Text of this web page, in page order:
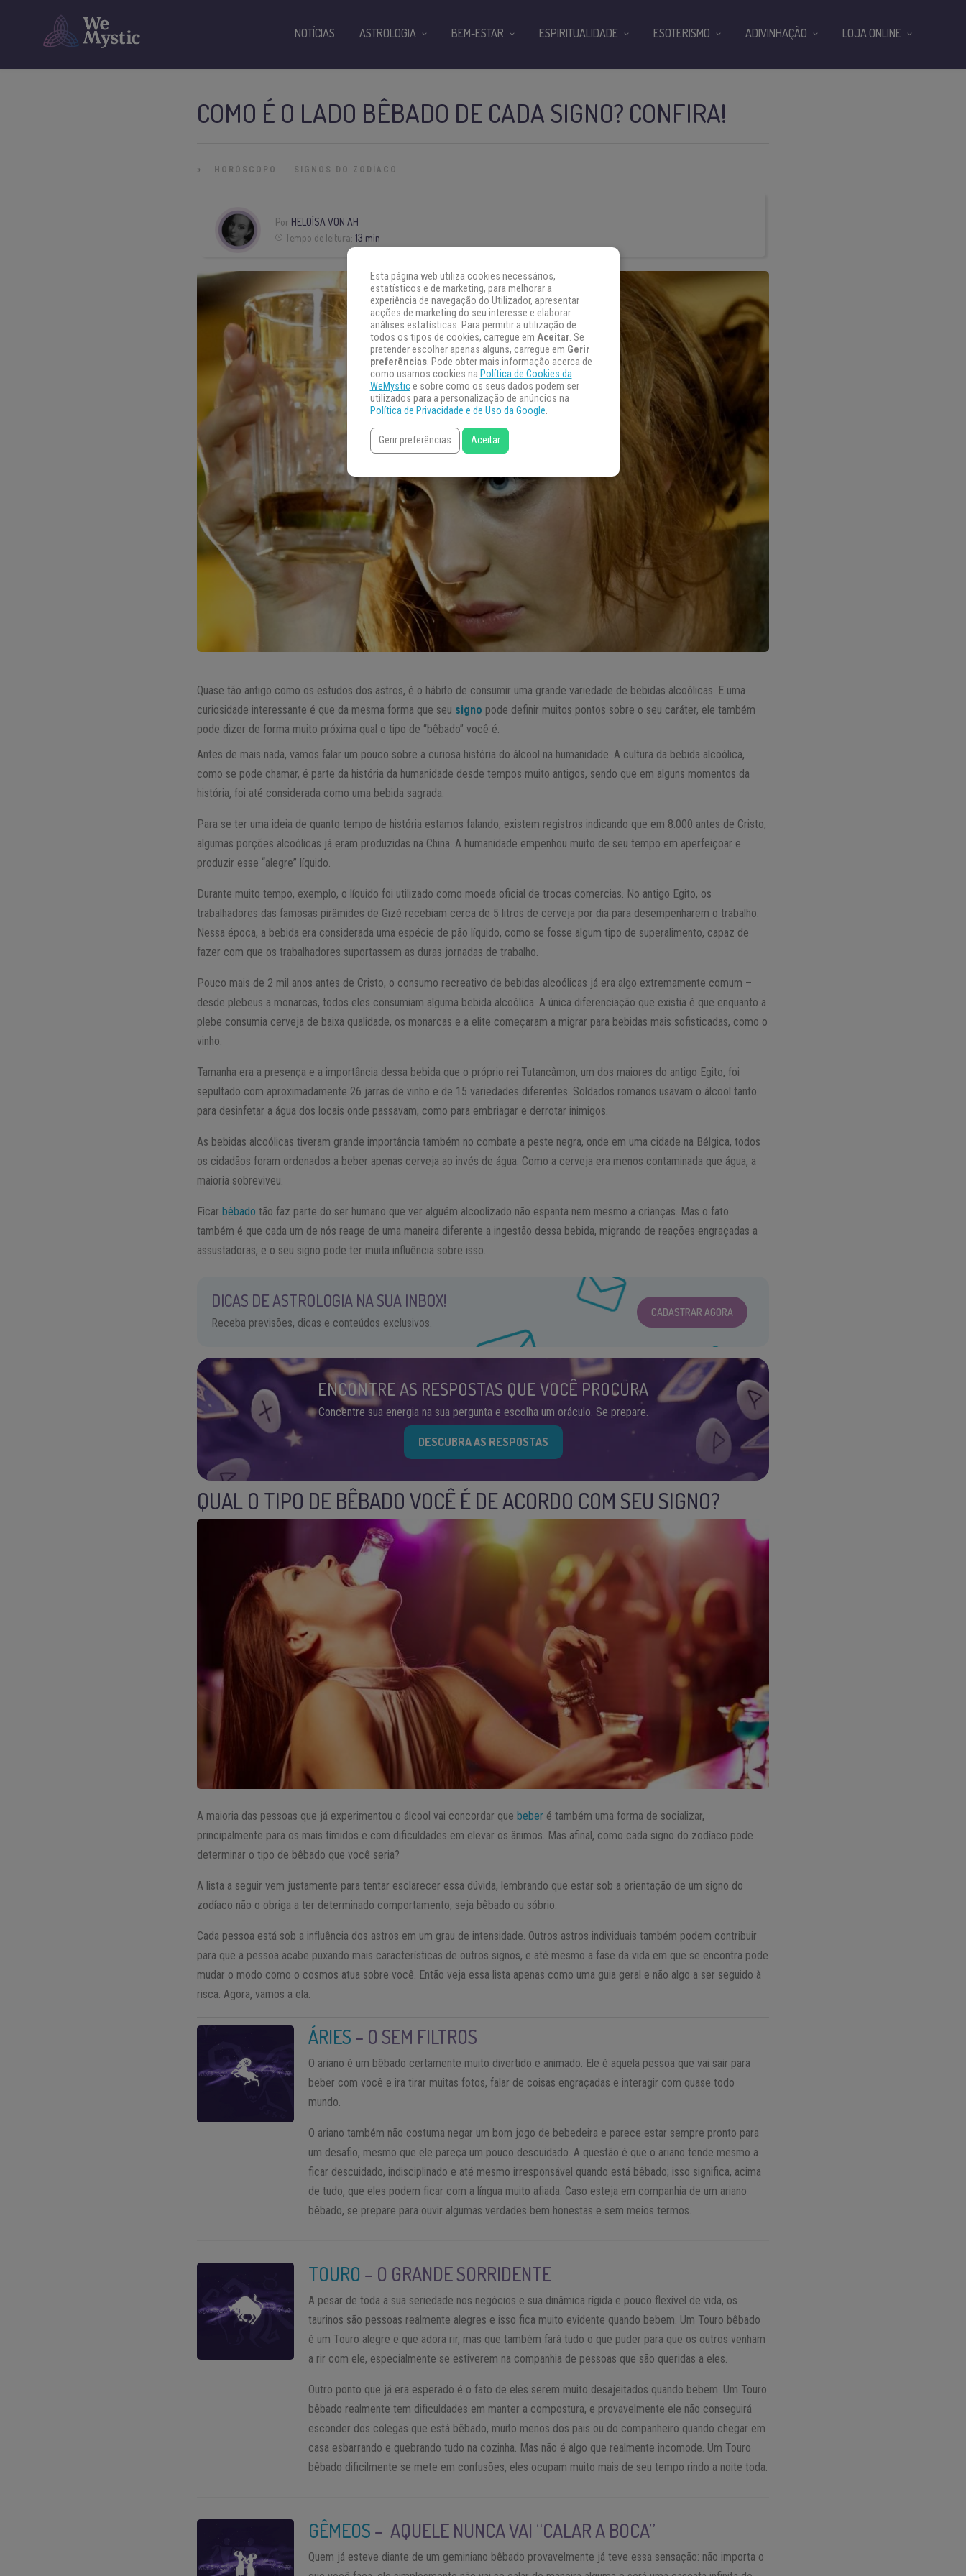
COMO É O LADO BÊBADO DE CADA SIGNO? CONFIRA!
» HORÓSCOPO SIGNOS DO ZODÍACO
Por HELOÍSA VON AH
Tempo de leitura:13 min
Quase tão antigo como os estudos dos astros, é o hábito de consumir uma grande variedade de bebidas alcoólicas. E uma
curiosidade interessante é que da mesma forma que seu signo pode definir muitos pontos sobre o seu caráter, ele também
pode dizer de forma muito próxima qual o tipo de “bêbado” você é.
Antes de mais nada, vamos falar um pouco sobre a curiosa história do álcool na humanidade. A cultura da bebida alcoólica,
como se pode chamar, é parte da história da humanidade desde tempos muito antigos, sendo que em alguns momentos da
história, foi até considerada como uma bebida sagrada.
Para se ter uma ideia de quanto tempo de história estamos falando, existem registros indicando que em 8.000 antes de Cristo,
algumas porções alcoólicas já eram produzidas na China. A humanidade empenhou muito de seu tempo em aperfeiçoar e
produzir esse “alegre” líquido.
Durante muito tempo, exemplo, o líquido foi utilizado como moeda oficial de trocas comercias. No antigo Egito, os
trabalhadores das famosas pirâmides de Gizé recebiam cerca de 5 litros de cerveja por dia para desempenharem o trabalho.
Nessa época, a bebida era considerada uma espécie de pão líquido, como se fosse algum tipo de superalimento, capaz de
fazer com que os trabalhadores suportassem as duras jornadas de trabalho.
Pouco mais de 2 mil anos antes de Cristo, o consumo recreativo de bebidas alcoólicas já era algo extremamente comum –
desde plebeus a monarcas, todos eles consumiam alguma bebida alcoólica. A única diferenciação que existia é que enquanto a
plebe consumia cerveja de baixa qualidade, os monarcas e a elite começaram a migrar para bebidas mais sofisticadas, como o
vinho.
Tamanha era a presença e a importância dessa bebida que o próprio rei Tutancâmon, um dos maiores do antigo Egito, foi
sepultado com aproximadamente 26 jarras de vinho e de 15 variedades diferentes. Soldados romanos usavam o álcool tanto
para desinfetar a água dos locais onde passavam, como para embriagar e derrotar inimigos.
As bebidas alcoólicas tiveram grande importância também no combate a peste negra, onde em uma cidade na Bélgica, todos
os cidadãos foram ordenados a beber apenas cerveja ao invés de água. Como a cerveja era menos contaminada que água, a
maioria sobreviveu.
Ficar bêbado tão faz parte do ser humano que ver alguém alcoolizado não espanta nem mesmo a crianças. Mas o fato
também é que cada um de nós reage de uma maneira diferente a ingestão dessa bebida, migrando de reações engraçadas a
assustadoras, e o seu signo pode ter muita influência sobre isso.
DICAS DE ASTROLOGIA NA SUA INBOX!
Receba previsões, dicas e conteúdos exclusivos.
CADASTRAR AGORA
ENCONTRE AS RESPOSTAS QUE VOCÊ PROCURA
Concentre sua energia na sua pergunta e escolha um oráculo. Se prepare.
DESCUBRA AS RESPOSTAS
QUAL O TIPO DE BÊBADO VOCÊ É DE ACORDO COM SEU SIGNO?
A maioria das pessoas que já experimentou o álcool vai concordar quebeber é também uma forma de socializar,
principalmente para os mais tímidos e com dificuldades em elevar os ânimos. Mas afinal, como cada signo do zodíaco pode
determinar o tipo de bêbado que você seria?
A lista a seguir vem justamente para tentar esclarecer essa dúvida, lembrando que estar sob a orientação de um signo do
zodíaco não o obriga a ter determinado comportamento, seja bêbado ou sóbrio.
Cada pessoa está sob a influência dos astros em um grau de intensidade. Outros astros individuais também podem contribuir
para que a pessoa acabe puxando mais características de outros signos, e até mesmo a fase da vida em que se encontra pode
mudar o modo como o cosmos atua sobre você. Então veja essa lista apenas como uma guia geral e não algo a ser seguido à
risca. Agora, vamos a ela.
ÁRIES – O SEM FILTROS
O ariano é um bêbado certamente muito divertido e animado. Ele é aquela pessoa que vai sair para
beber com você e ira tirar muitas fotos, falar de coisas engraçadas e interagir com quase todo
mundo.
O ariano também não costuma negar um bom jogo de bebedeira e parece estar sempre pronto para
um desafio, mesmo que ele pareça um pouco descuidado. A questão é que o ariano tende mesmo a
ficar descuidado, indisciplinado e até mesmo irresponsável quando está bêbado; isso significa, acima
de tudo, que eles podem ficar com a língua muito afiada. Caso esteja em companhia de um ariano
bêbado, se prepare para ouvir algumas verdades bem honestas e sem meios termos.
TOURO – O GRANDE SORRIDENTE
A pesar de toda a sua seriedade nos negócios e sua dinâmica rígida e pouco flexível de vida, os
taurinos são pessoas realmente alegres e isso fica muito evidente quando bebem. Um Touro bêbado
é um Touro alegre e que adora rir, mas que também fará tudo o que puder para que os outros venham
a rir com ele, especialmente se estiverem na companhia de pessoas que são queridas a eles.
Outro ponto que já era esperado é o fato de eles serem muito desajeitados quando bebem. Um Touro
bêbado realmente tem dificuldades em manter a compostura, e provavelmente ele não conseguirá
esconder dos colegas que está bêbado, muito menos dos pais ou do companheiro quando chegar em
casa esbarrando e quebrando tudo na cozinha. Mas não é algo que realmente incomode. Um Touro
bêbado dificilmente se mete em confusões, eles ocupam muito mais de seu tempo rindo a noite toda.
GÊMEOS – AQUELE NUNCA VAI “CALAR A BOCA”
Quem já esteve diante de um geminiano bêbado provavelmente já teve essa sensação: não importa o
NOTÍCIAS ASTROLOGIA BEM-ESTAR ESPIRITUALIDADE ESOTERISMO ADIVINHAÇÃO LOJA ONLINE
Esta página web utiliza cookies necessários,
estatísticos e de marketing, para melhorar a
experiência de navegação do Utilizador, apresentar
acções de marketing do seu interesse e elaborar
análises estatísticas. Para permitir a utilização de
todos os tipos de cookies, carregue em Aceitar. Se
pretender escolher apenas alguns, carregue em Gerir
preferências. Pode obter mais informação acerca de
como usamos cookies na Política de Cookies da
WeMystice sobre como os seus dados podem ser
utilizados para a personalização de anúncios na
Política de Privacidade e de Uso da Google.
Gerir preferências Aceitar